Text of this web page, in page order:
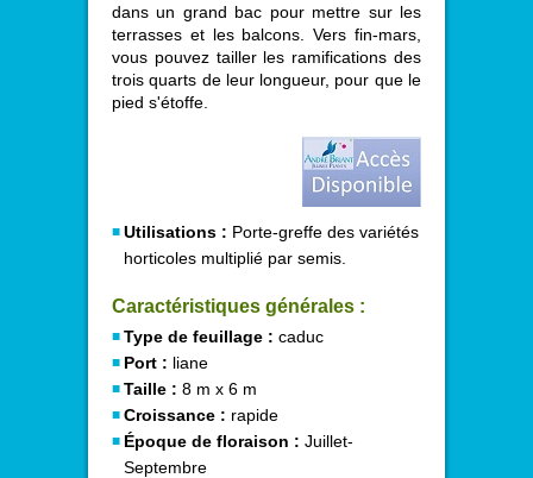
dans un grand bac pour mettre sur les
terrasses et les balcons. Vers fin-mars,
vous pouvez tailler les ramifications des
trois quarts de leur longueur, pour que le
pied s'étoffe.
Utilisations : Porte-greffe des variétés
horticoles multiplié par semis.
Caractéristiques générales :
Type de feuillage : caduc
Port : liane
Taille : 8 m x 6 m
Croissance : rapide
Époque de floraison : Juillet-
Septembre